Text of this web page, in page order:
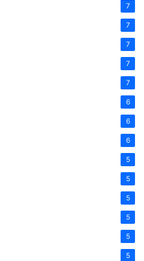
7
7
7
7
7
6
6
6
5
5
5
5
5
5